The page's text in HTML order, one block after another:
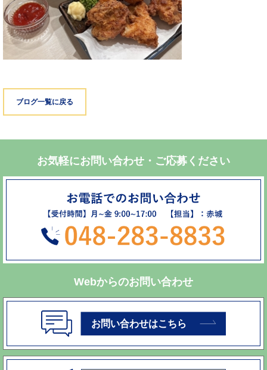
ブログ一覧に戻る
お気軽にお問い合わせ・ご応募ください
Webからのお問い合わせ